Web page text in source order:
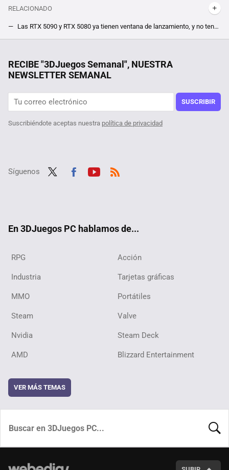
RELACIONADO
Las RTX 5090 y RTX 5080 ya tienen ventana de lanzamiento, y no tendrás que esperar mucho. Fuentes cercanas a NVIDIA apuntan a finales de año
No quiere que Amazon venga a reclamarle lo que su tío le regaló, dos monitores gaming que iban a ser destruidos y llegaron a su tienda
RECIBE "3DJuegos Semanal", NUESTRA
NEWSLETTER SEMANAL
SUSCRIBIR
Suscribiéndote aceptas nuestra política de privacidad
Síguenos
En 3DJuegos PC hablamos de...
RPG Acción
Industria Tarjetas gráficas
MMO Portátiles
Steam Valve
Nvidia Steam Deck
AMD Blizzard Entertainment
VER MÁS TEMAS